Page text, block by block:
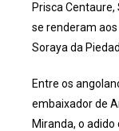
Prisca Centaure,
se renderam
Soraya da
Entre os
embaixador de
Miranda, o adido